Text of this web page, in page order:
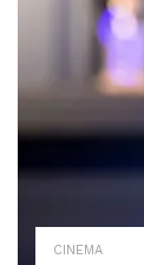
CINEMA